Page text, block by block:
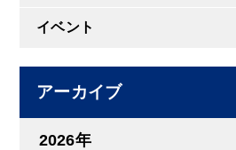
イベント
アーカイブ
2026年